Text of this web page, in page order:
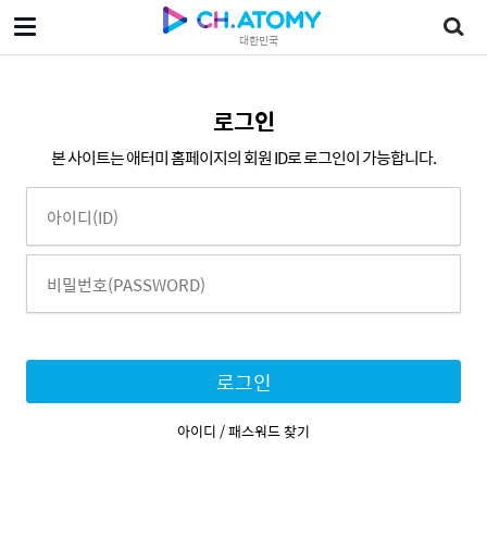
대한민국
로그인
본 사이트는 애터미 홈페이지의 회원 ID로 로그인이 가능합니다.
로그인
아이디 / 패스워드 찾기